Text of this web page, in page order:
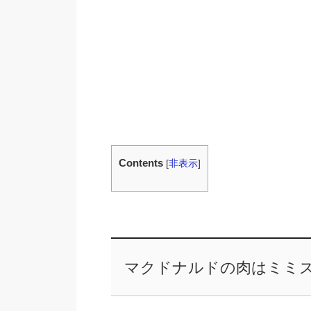
Contents [非表示]
マクドナルドの肉はミミ